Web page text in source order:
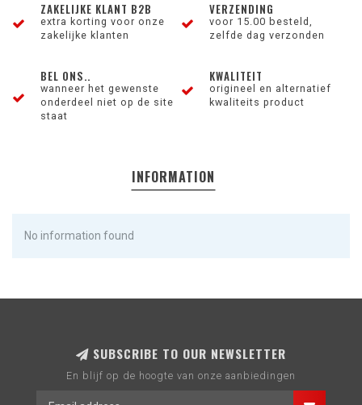
ZAKELIJKE KLANT B2B
extra korting voor onze
zakelijke klanten
VERZENDING
voor 15.00 besteld,
zelfde dag verzonden
BEL ONS..
wanneer het gewenste
onderdeel niet op de site
staat
KWALITEIT
origineel en alternatief
kwaliteits product
INFORMATION
No information found
SUBSCRIBE TO OUR NEWSLETTER
En blijf op de hoogte van onze aanbiedingen